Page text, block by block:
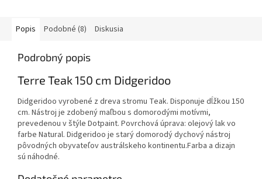
Popis Podobné (8) Diskusia
Podrobný popis
Terre Teak 150 cm Didgeridoo
Didgeridoo vyrobené z dreva stromu Teak. Disponuje dĺžkou 150
cm. Nástroj je zdobený maľbou s domorodými motívmi,
prevedenou v štýle Dotpaint. Povrchová úprava: olejový lak vo
farbe Natural. Didgeridoo je starý domorodý dychový nástroj
pôvodných obyvateľov austrálskeho kontinentu.Farba a dizajn
sú náhodné.